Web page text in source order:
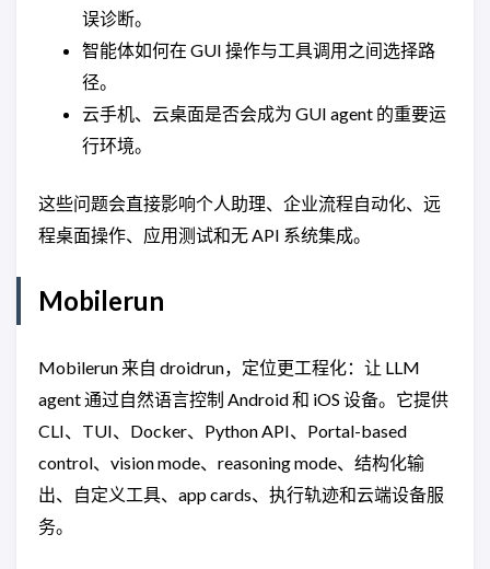
误诊断。
智能体如何在 GUI 操作与工具调用之间选择路
径。
云手机、云桌面是否会成为 GUI agent 的重要运
行环境。
这些问题会直接影响个人助理、企业流程自动化、远
程桌面操作、应用测试和无 API 系统集成。
Mobilerun
Mobilerun 来自 droidrun，定位更工程化：让 LLM
agent 通过自然语言控制 Android 和 iOS 设备。它提供
CLI、TUI、Docker、Python API、Portal-based
control、vision mode、reasoning mode、结构化输
出、自定义工具、app cards、执行轨迹和云端设备服
务。